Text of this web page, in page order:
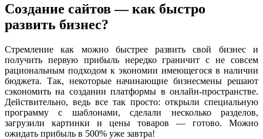
Создание сайтов — как быстро
развить бизнес?
Стремление как можно быстрее развить свой бизнес и
получить первую прибыль нередко граничит с не совсем
рациональным подходом к экономии имеющегося в наличии
бюджета. Так, некоторые начинающие бизнесмены решают
сэкономить на создании платформы в онлайн-пространстве.
Действительно, ведь все так просто: открыли специальную
программу с шаблонами, сделали несколько разделов,
загрузили картинки и цены товаров — готово. Можно
ожидать прибыль в 500% уже завтра!